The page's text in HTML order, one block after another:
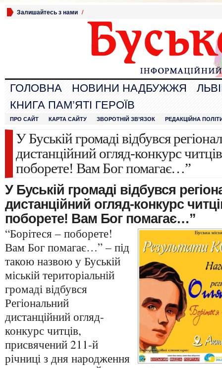
Залишайтесь з нами /
ГОЛОВНА НОВИНИ НАДБУЖЖЯ
КНИГА ПАМ’ЯТІ ГЕРОЇВ
ПРО САЙТ КАРТА САЙТУ ЗВОРОТНІЙ ЗВ’ЯЗОК РЕДАКЦІЙНА
У Буській громаді відбувся
дистанційний огляд-конкурс
поборете! Вам Бог помагає…”
У Буській громаді відбувся
дистанційний огляд-конкурс
поборете! Вам Бог помагає…”
“Борітеся – поборете!
Вам Бог помагає…” – під
такою назвою у Буській
міській територіальній
громаді відбувся
Регіональний
дистанційний огляд-
конкурс читців,
присвячений 211-й
річниці з дня народження